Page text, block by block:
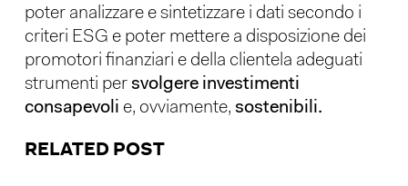
poter analizzare e sintetizzare i dati secondo i
criteri ESG e poter mettere a disposizione dei
promotori finanziari e della clientela adeguati
strumenti per svolgere investimenti
consapevoli e, ovviamente, sostenibili.
RELATED POST